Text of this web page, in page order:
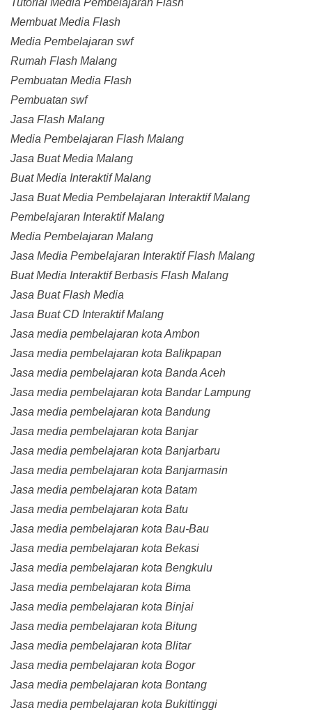
Tutorial Media Pembelajaran Flash
Membuat Media Flash
Media Pembelajaran swf
Rumah Flash Malang
Pembuatan Media Flash
Pembuatan swf
Jasa Flash Malang
Media Pembelajaran Flash Malang
Jasa Buat Media Malang
Buat Media Interaktif Malang
Jasa Buat Media Pembelajaran Interaktif Malang
Pembelajaran Interaktif Malang
Media Pembelajaran Malang
Jasa Media Pembelajaran Interaktif Flash Malang
Buat Media Interaktif Berbasis Flash Malang
Jasa Buat Flash Media
Jasa Buat CD Interaktif Malang
Jasa media pembelajaran kota Ambon
Jasa media pembelajaran kota Balikpapan
Jasa media pembelajaran kota Banda Aceh
Jasa media pembelajaran kota Bandar Lampung
Jasa media pembelajaran kota Bandung
Jasa media pembelajaran kota Banjar
Jasa media pembelajaran kota Banjarbaru
Jasa media pembelajaran kota Banjarmasin
Jasa media pembelajaran kota Batam
Jasa media pembelajaran kota Batu
Jasa media pembelajaran kota Bau-Bau
Jasa media pembelajaran kota Bekasi
Jasa media pembelajaran kota Bengkulu
Jasa media pembelajaran kota Bima
Jasa media pembelajaran kota Binjai
Jasa media pembelajaran kota Bitung
Jasa media pembelajaran kota Blitar
Jasa media pembelajaran kota Bogor
Jasa media pembelajaran kota Bontang
Jasa media pembelajaran kota Bukittinggi